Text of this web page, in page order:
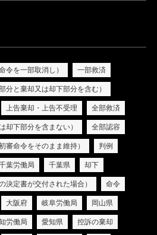
令を一部取消し） 一部救済
分と棄却又は却下部分を含む）
上告棄却・上告不受理 全部救済
却下部分を含まない） 全部認容
審命令をそのまま維持） 判例
葉労働局 千葉県 却下
決定書が交付された場合） 命令
大阪府 岐阜労働局 岡山県
労働局 愛知県 控訴の棄却